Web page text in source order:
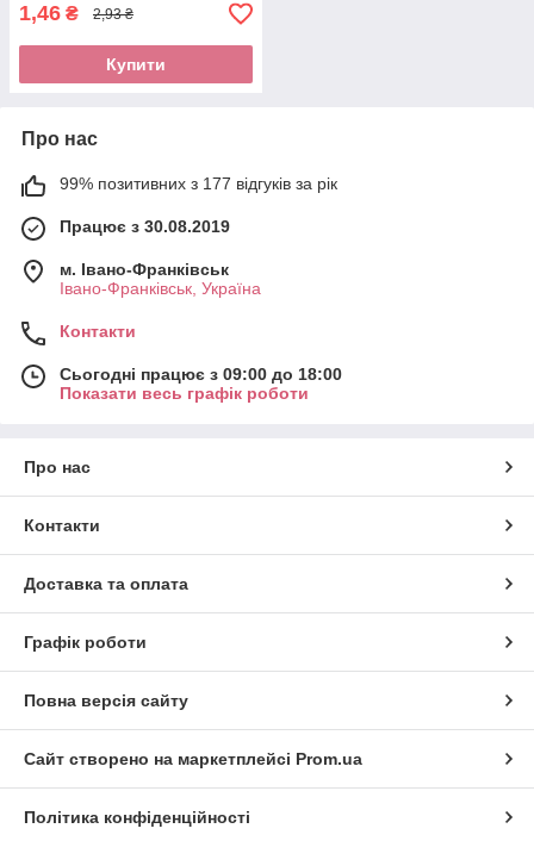
1,46 ₴ 2,93 ₴
Купити
Про нас
99% позитивних з 177 відгуків за рік
Працює з 30.08.2019
м. Івано-Франківськ
Івано-Франківськ, Україна
Контакти
Сьогодні працює з 09:00 до 18:00
Показати весь графік роботи
Про нас
Контакти
Доставка та оплата
Графік роботи
Повна версія сайту
Сайт створено на маркетплейсі Prom.ua
Політика конфіденційності